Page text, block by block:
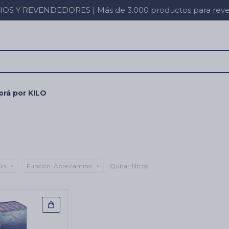
Y REVENDEDORES | Más de 3.000 productos para
por KILO
Función: Abre camino Quitar filtros